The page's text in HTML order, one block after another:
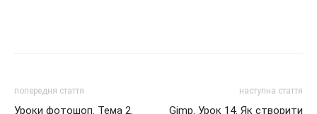
попередня стаття
Уроки фотошоп. Тема 2.
наступна стаття
Gimp. Урок 14. Як створити